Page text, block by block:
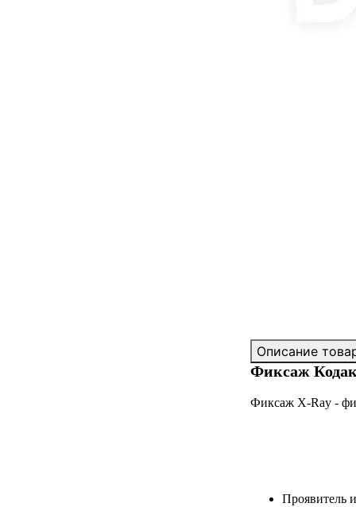
Описание
Фиксаж
Фиксаж Х-Ray -
Проявитель